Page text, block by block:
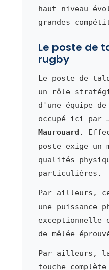
haut niveau
grandes
Le poste de
rugby
Le poste de
un rôle
d'une équipe
occupé ici par
Maurouard .
poste exige un
qualités
particulières.
Par ailleurs,
une puissance
exceptionnelle
de mêlée
Par ailleurs, la
touche